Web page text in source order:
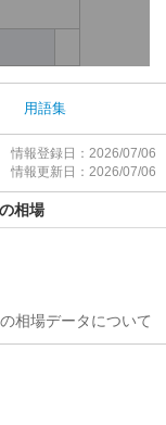
用語集
情報登録日：2026/07/06
情報更新日：2026/07/06
相場
相場データについて